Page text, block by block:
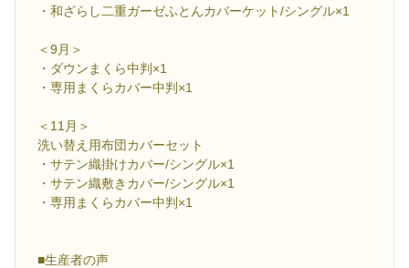
・和ざらし二重ガーゼふとんカバーケット/シングル×1
＜9月＞
・ダウンまくら中判×1
・専用まくらカバー中判×1
＜11月＞
洗い替え用布団カバーセット
・サテン織掛けカバー/シングル×1
・サテン織敷きカバー/シングル×1
・専用まくらカバー中判×1
■生産者の声